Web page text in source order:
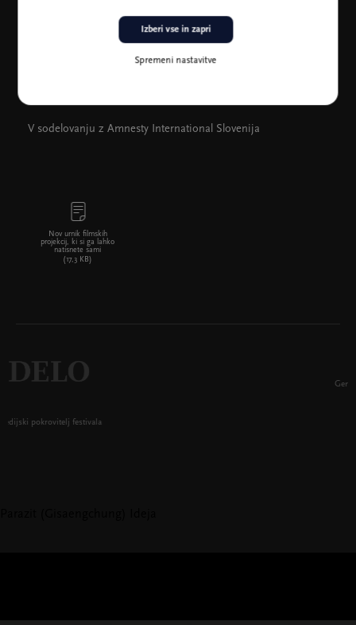
V sodelovanju z Amnesty International Slovenija
Nov urnik filmskih
projekcij, ki si ga lahko
natisnete sami
(17,3 KB)
Spremeni nastavitve
Izberi vse in zapri